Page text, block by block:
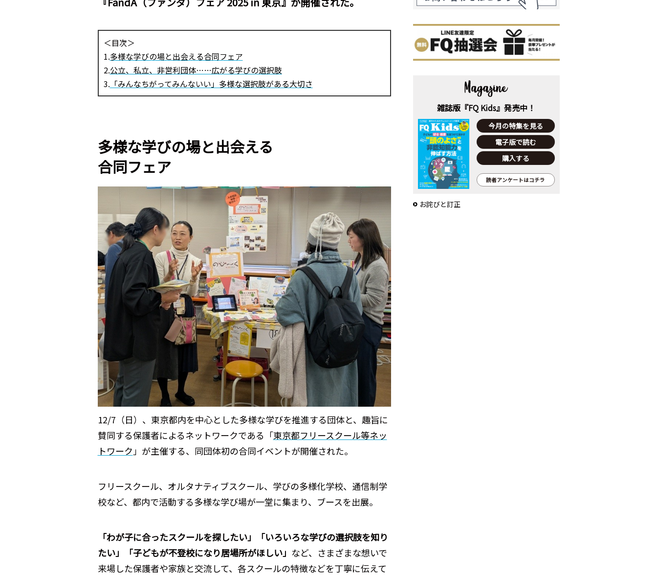
＜目次＞
1.多様な学びの場と出会える合同フェア
2.公立、私立、非営利団体……広がる学びの選択肢
3. 「みんなちがってみんないい」多様な選択肢がある大切さ
多様な学びの場と出会える
合同フェア
12/7（日）、東京都内を中心とした多様な学びを推進する団体と、趣旨に
賛同する保護者によるネットワークである「東京都フリースクール等ネッ
トワーク 」が主催する、同団体初の合同イベントが開催された。
フリースクール、オルタナティブスクール、学びの多様化学校、通信制学
校など、都内で活動する多様な学び場が一堂に集まり、ブースを出展。
「わが子に合ったスクールを探したい」「いろいろな学びの選択肢を知り
たい」「子どもが不登校になり居場所がほしい」 など、さまざまな想いで
来場した保護者や家族と交流して、各スクールの特徴などを丁寧に伝えて
雑誌版『FQ Kids』発売中！
今月の特集を見る
電子版で読む
購入する
読者アンケートはコチラ
お詫びと訂正